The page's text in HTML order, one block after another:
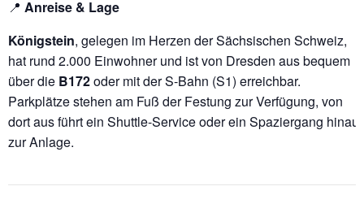
📍 Anreise & Lage
Königstein, gelegen im Herzen der Sächsischen Schweiz,
hat rund 2.000 Einwohner und ist von Dresden aus bequem
über die B172oder mit der S-Bahn (S1) erreichbar.
Parkplätze stehen am Fuß der Festung zur Verfügung, von
dort aus führt ein Shuttle-Service oder ein Spaziergang hinauf
zur Anlage.